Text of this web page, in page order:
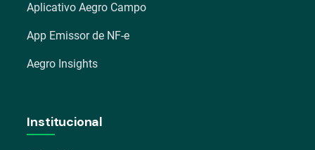
Aplicativo Aegro Campo
App Emissor de NF-e
Aegro Insights
Institucional